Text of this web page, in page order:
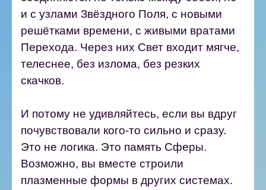
и с узлами Звёздного Поля, с новыми
решётками времени, с живыми вратами
Перехода. Через них Свет входит мягче,
телеснее, без излома, без резких
скачков.
И потому не удивляйтесь, если вы вдруг
почувствовали кого-то сильно и сразу.
Это не логика. Это память Сферы.
Возможно, вы вместе строили
плазменные формы в других системах.